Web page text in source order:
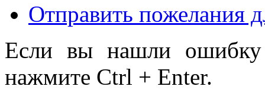
Отправить пожелания
Если вы нашли ошибку
нажмите Ctrl + Enter.